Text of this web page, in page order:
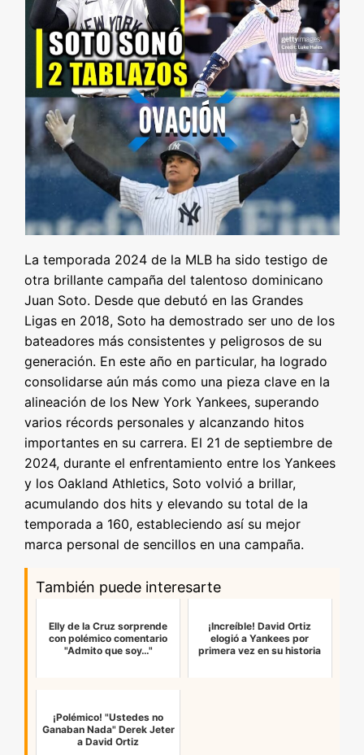
La temporada 2024 de la MLB ha sido testigo de
otra brillante campaña del talentoso dominicano
Juan Soto. Desde que debutó en las Grandes
Ligas en 2018, Soto ha demostrado ser uno de los
bateadores más consistentes y peligrosos de su
generación. En este año en particular, ha logrado
consolidarse aún más como una pieza clave en la
alineación de los New York Yankees, superando
varios récords personales y alcanzando hitos
importantes en su carrera. El 21 de septiembre de
2024, durante el enfrentamiento entre los Yankees
y los Oakland Athletics, Soto volvió a brillar,
acumulando dos hits y elevando su total de la
temporada a 160, estableciendo así su mejor
marca personal de sencillos en una campaña.
También puede interesarte
Elly de la Cruz sorprende
con polémico comentario
"Admito que soy…"
¡Increíble! David Ortiz
elogió a Yankees por
primera vez en su historia
¡Polémico! "Ustedes no
Ganaban Nada" Derek Jeter
a David Ortiz